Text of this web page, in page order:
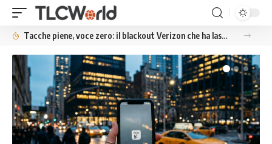
Tacche piene, voce zero: il blackout Verizon che ha lasciato l’America senza telefonate